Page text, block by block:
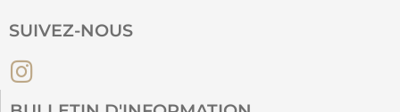
SUIVEZ-NOUS